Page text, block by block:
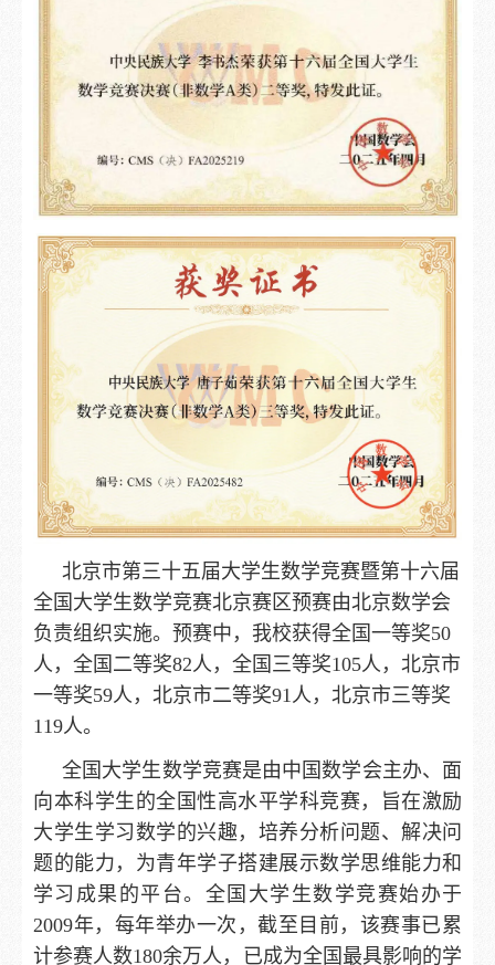
北京市第三十五届大学生数学竞赛暨第十六届
全国大学生数学竞赛北京赛区预赛由北京数学会
负责组织实施。 预赛中，我校获得全国一等奖50
人，全国二等奖82人，全国三等奖105人，北京市
一等奖59人，北京市二等奖91 人，北京市三等奖
119人。
全国大学生数学竞赛是由中国数学会主办、面
向本科学生的全国性高水平学科竞赛，旨在激励
大学生学习数学的兴趣，培养分析问题、解决问
题的能力，为青年学子搭建展示数学思维能力和
学习成果的平台。全国大学生数学竞赛始办于
2009年，每年举办一次，截至目前，该赛事已累
计参赛人数180余万人，已成为全国最具影响的学